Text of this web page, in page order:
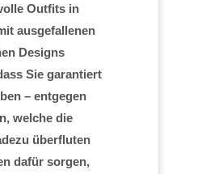
Outfits in
ausgefallenen
Designs
Sie garantiert
– entgegen
welche die
überfluten
dafür sorgen,